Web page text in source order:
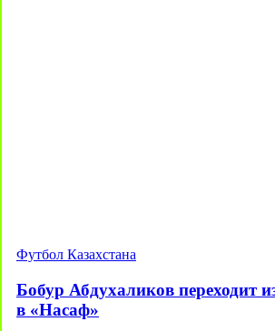
Футбол Казахстана
Бобур Абдухаликов переходит
в «Насаф»